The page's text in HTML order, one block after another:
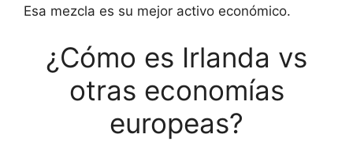
Esa mezcla es su mejor activo económico.
¿Cómo es Irlanda vs
otras economías
europeas?